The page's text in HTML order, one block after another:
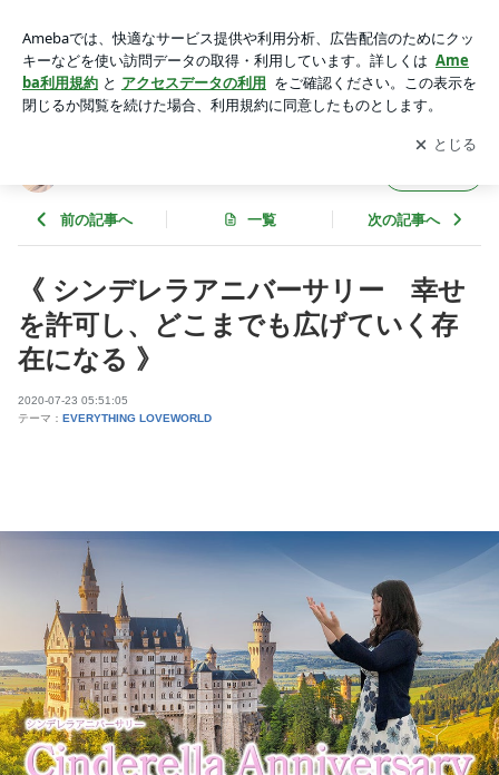
げていく存在になる 》 | Freedom Destiny ヒーリング開発実践
ブログ
アプリをダウンロードして ブログの更新通知
を受け取りまし
ょう。
開く
前の記事へ 一覧 次の記事へ
《 シンデレラアニバーサリー 幸せ
を許可し、どこまでも広げていく存
在になる 》
2020-07-23 05:51:05
テーマ： EVERYTHING LOVEWORLD